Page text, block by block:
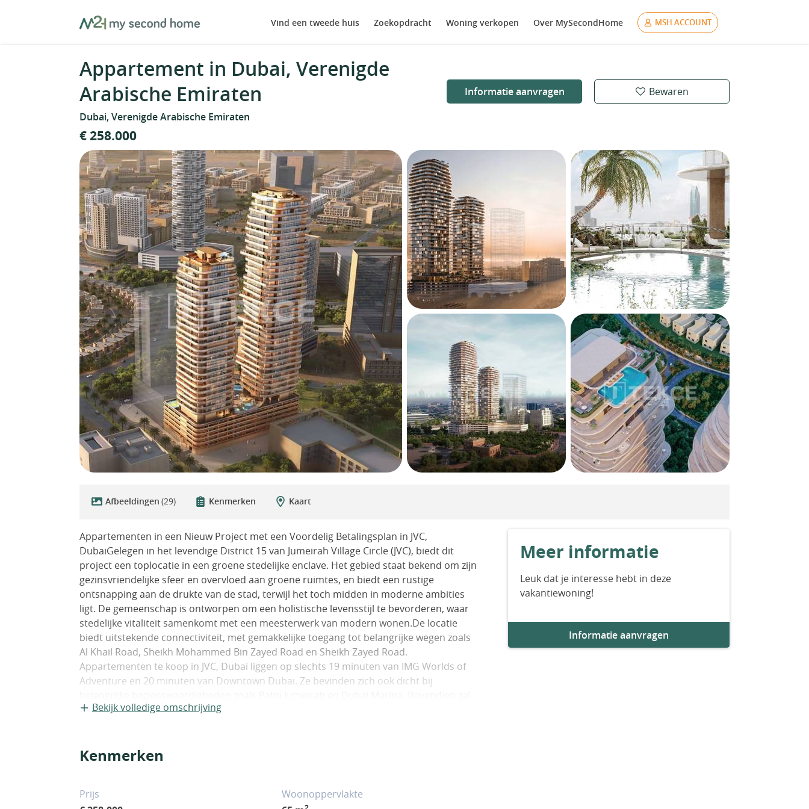
MySecondHome Vind een tweede huis Zoekopdracht Woning verkopen Over MySecondHome MSH ACCOUNT
Appartement in Dubai, Verenigde
Arabische Emiraten
Dubai, Verenigde Arabische Emiraten
Informatie aanvragen Bewaren
€ 258.000
Afbeeldingen (29) Kenmerken Kaart
Appartementen in een Nieuw Project met een Voordelig Betalingsplan in JVC,
DubaiGelegen in het levendige District 15 van Jumeirah Village Circle (JVC), biedt dit
project een toplocatie in een groene stedelijke enclave. Het gebied staat bekend om zijn
gezinsvriendelijke sfeer en overvloed aan groene ruimtes, en biedt een rustige
ontsnapping aan de drukte van de stad, terwijl het toch midden in moderne ambities
ligt. De gemeenschap is ontworpen om een holistische levensstijl te bevorderen, waar
stedelijke vitaliteit samenkomt met een meesterwerk van modern wonen.De locatie
biedt uitstekende connectiviteit, met gemakkelijke toegang tot belangrijke wegen zoals
Al Khail Road, Sheikh Mohammed Bin Zayed Road en Sheikh Zayed Road.
Appartementen te koop in JVC, Dubai liggen op slechts 19 minuten van IMG Worlds of
Adventure en 20 minuten van Downtown Dubai. Ze bevinden zich ook dicht bij
de toekomstige Dubai Metro blauwe lijn de bereikbaarheid van het gebied verder
zijn op welzijn en gemeenschap. Bewoners kunnen genieten van rustige zwembaden en
voor kinderen en levendige sociale ruimtes waarderen, die verbinding stimuleren
Bekijk volledige omschrijving
Kenmerken
Prijs
Woonoppervlakte
Meer informatie
Leuk dat je interesse hebt in deze
vakantiewoning!
Informatie aanvragen